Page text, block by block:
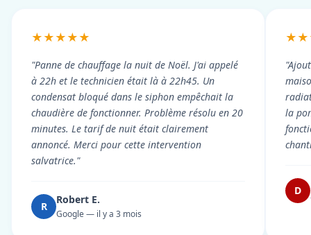
★★★★★
"Panne de chauffage la nuit de Noël. J'ai appelé
à 22h et le technicien était là à 22h45. Un
condensat bloqué dans le siphon empêchait la
chaudière de fonctionner. Problème résolu en 20
minutes. Le tarif de nuit était clairement
annoncé. Merci pour cette intervention
salvatrice."
R
Robert E.
Google — il y a 3 mois
la
D